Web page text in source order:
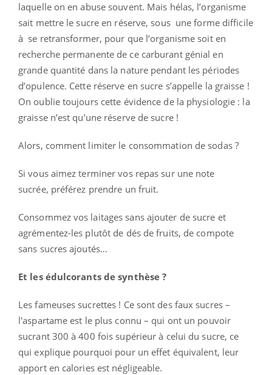
laquelle on en abuse souvent. Mais hélas, l’organisme
sait mettre le sucre en réserve, sous une forme difficile
à se retransformer, pour que l’organisme soit en
recherche permanente de ce carburant génial en
grande quantité dans la nature pendant les périodes
d’opulence. Cette réserve en sucre s’appelle la graisse !
On oublie toujours cette évidence de la physiologie : la
graisse n’est qu’une réserve de sucre !
Alors, comment limiter le consommation de sodas ?
Si vous aimez terminer vos repas sur une note
sucrée, préférez prendre un fruit.
Consommez vos laitages sans ajouter de sucre et
agrémentez-les plutôt de dés de fruits, de compote
sans sucres ajoutés…
Et les édulcorants de synthèse ?
Les fameuses sucrettes ! Ce sont des faux sucres –
l'aspartame est le plus connu – qui ont un pouvoir
sucrant 300 à 400 fois supérieur à celui du sucre, ce
qui explique pourquoi pour un effet équivalent, leur
apport en calories est négligeable.